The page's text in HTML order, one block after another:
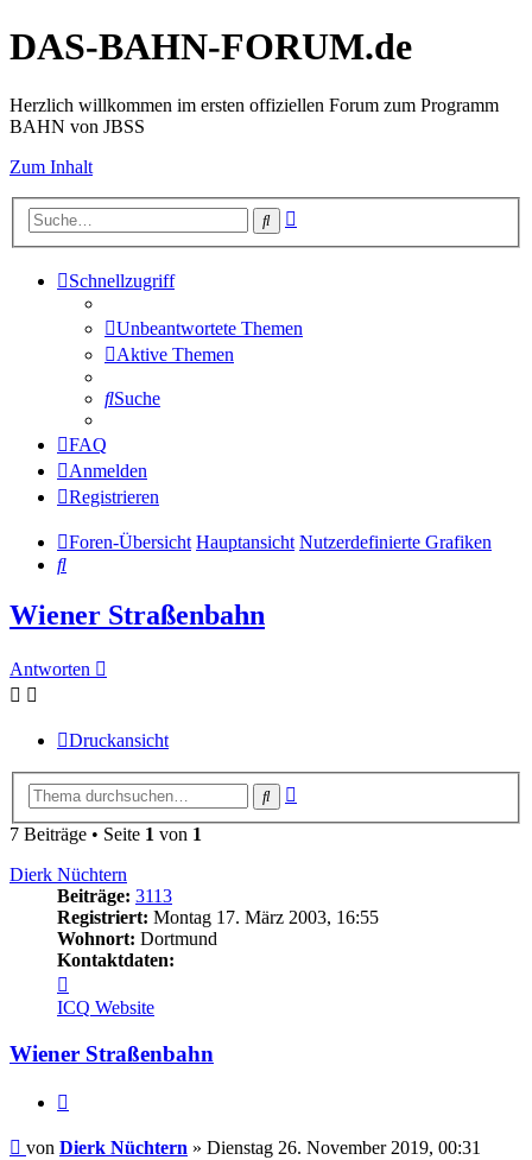
DAS-BAHN-FORUM.de
Herzlich willkommen im ersten offiziellen Forum zum Programm
BAHN von JBSS
Zum Inhalt
Suche
Schnellzugriff
Unbeantwortete Themen
Aktive Themen
Suche
FAQ
Anmelden
Registrieren
Foren-Übersicht Hauptansicht Nutzerdefinierte Grafiken
Suche
Wiener Straßenbahn
Antworten
Druckansicht
Suche
7 Beiträge • Seite 1 von 1
Dierk Nüchtern
Beiträge: 3113
Registriert: Montag 17. März 2003, 16:55
Wohnort: Dortmund
Kontaktdaten:
von
Dierk
Nüchtern
ICQ Website
Wiener Straßenbahn
Beitrag
von Dierk Nüchtern » Dienstag 26. November 2019, 00:31